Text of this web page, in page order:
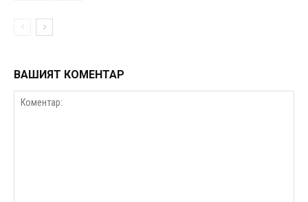
ВАШИЯТ КОМЕНТАР